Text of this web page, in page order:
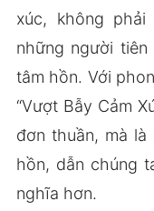
xúc, không
những người
tâm hồn. Với
“Vượt Bẫy Cảm
đơn thuần, mà
hồn, dẫn chúng
nghĩa hơn.